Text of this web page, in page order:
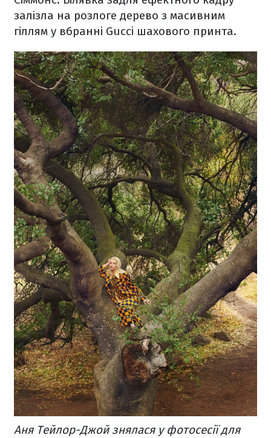
залізла на розлоге дерево з масивним
гіллям у вбранні Gucсi шахового принта.
Аня Тейлор-Джой знялася у фотосесії для